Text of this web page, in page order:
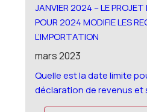
JANVIER 2024 – LE PROJET
POUR 2024 MODIFIE LES
L’IMPORTATION
mars 2023
Quelle est la date limite
déclaration de revenus et